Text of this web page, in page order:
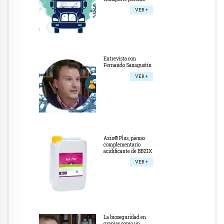
VER +
Entrevista con
Fernando Sanagustín
VER +
Azix® Plus, pienso
complementario
acidificante de BBZIX
VER +
La bioseguridad en